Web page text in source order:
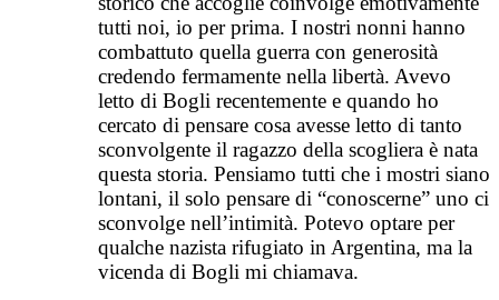
tutti noi, io per prima. I nostri nonni hanno
combattuto quella guerra con generosità
credendo fermamente nella libertà. Avevo
letto di Bogli recentemente e quando ho
cercato di pensare cosa avesse letto di tanto
sconvolgente il ragazzo della scogliera è nata
questa storia. Pensiamo tutti che i mostri siano
lontani, il solo pensare di “conoscerne” uno ci
sconvolge nell’intimità. Potevo optare per
qualche nazista rifugiato in Argentina, ma la
vicenda di Bogli mi chiamava.